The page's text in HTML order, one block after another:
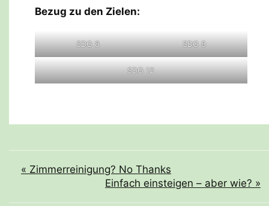
Bezug zu den Zielen:
SDG 8 SDG 9
SDG 12
Beitragsnavigation
« Zimmerreinigung? No Thanks
Einfach einsteigen – aber wie? »